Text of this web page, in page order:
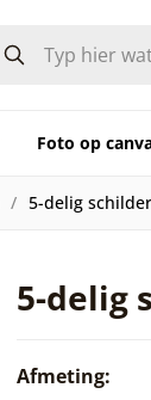
Foto op
5-delig
5-delig
Afmeting: